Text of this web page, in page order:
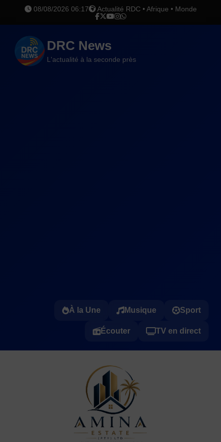
08/08/2026 06:17 Actualité RDC • Afrique • Monde
DRC News
L'actualité à la seconde près
À la Une Musique Sport
Écouter TV en direct